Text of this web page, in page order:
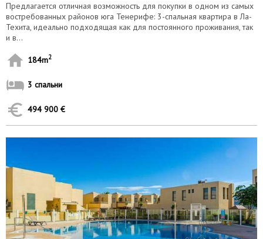
Предлагается отличная возможность для покупки в одном из самых
востребованных районов юга Тенерифе: 3-спальная квартира в Ла-
Техита, идеально подходящая как для постоянного проживания, так
и в...
184m2
3 спальни
494 900 €